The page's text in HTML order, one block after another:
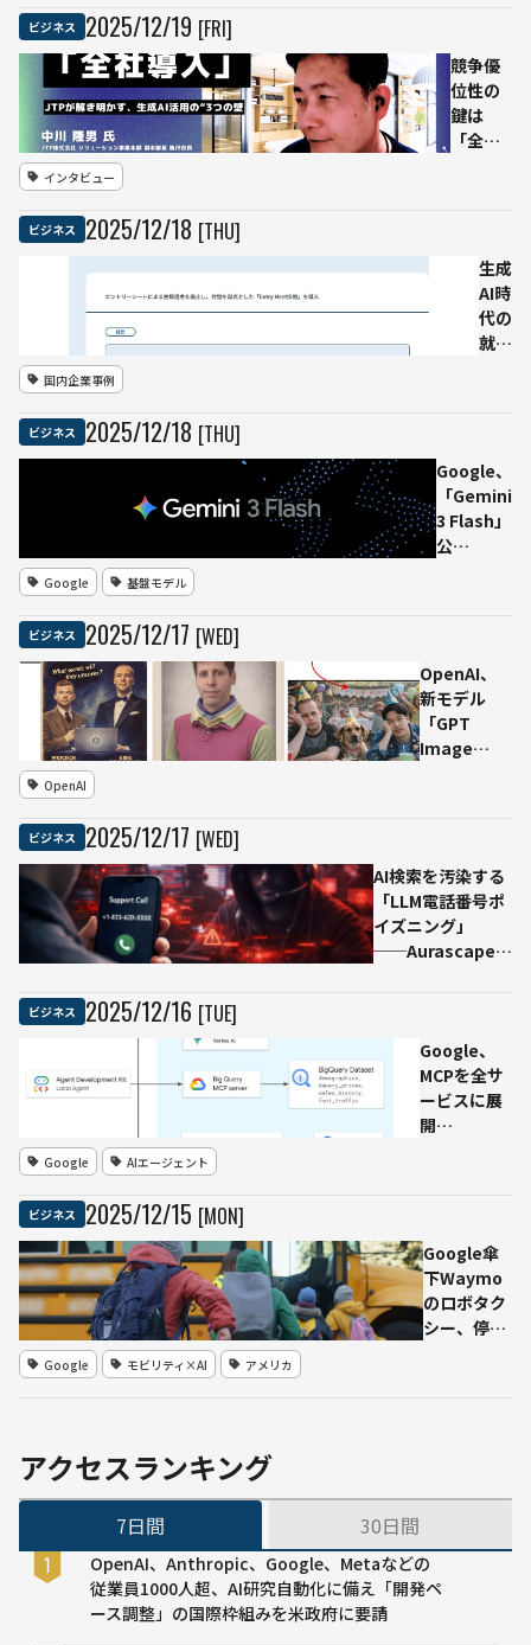
リで提供開始
ビジネス 2025/12/19 [FRI]
競争優
位性の
鍵は
「全社
解き明
かす、
生成AI
活用
「Third
AI」と
いう最
適解
インタビュー
ビジネス 2025/12/18 [THU]
生成
AI時
代の
就活
ト製
薬、
新卒
し
「対
国内企業事例
ビジネス 2025/12/18 [THU]
Google、
「Gemini
3 Flash」
公
コスト
で、
Geminiア
プリの既
Google 基盤モデル
ビジネス 2025/12/17 [WED]
OpenAI、
新モデル
「GPT
Image
──Google
のNano
Banana
Proに対抗
OpenAI
ビジネス 2025/12/17 [WED]
AI検索を汚染する
「LLM電話番号ポ
イズニング」
──Aurascape、
ビジネス 2025/12/16 [TUE]
Google、
MCPを全サ
ービスに展
開
を標準化
Google AIエージェント
ビジネス 2025/12/15 [MON]
Google傘
下Waymo
のロボタク
シー、停車
調査―—自
テムのソフ
トウェアを
自主リコー
Google モビリティ×AI アメリカ
アクセスランキング
7日間 30日間
OpenAI、Anthropic、Google、Metaなどの
従業員1000人超、AI研究自動化に備え「開発ペ
ース調整」の国際枠組みを米政府に要請